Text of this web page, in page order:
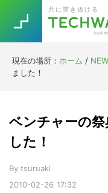
primary
navigation
main
content
primary
sidebar
footer
共に突き抜ける
現在の場所： ホーム /
ました！
2010-02-26 17:32
ベンチャーの
した！
By tsuruaki
TOPICS
RE:LIFE
[Startup]
Trend
5G